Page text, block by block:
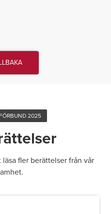
2025
fler berättelser från vår